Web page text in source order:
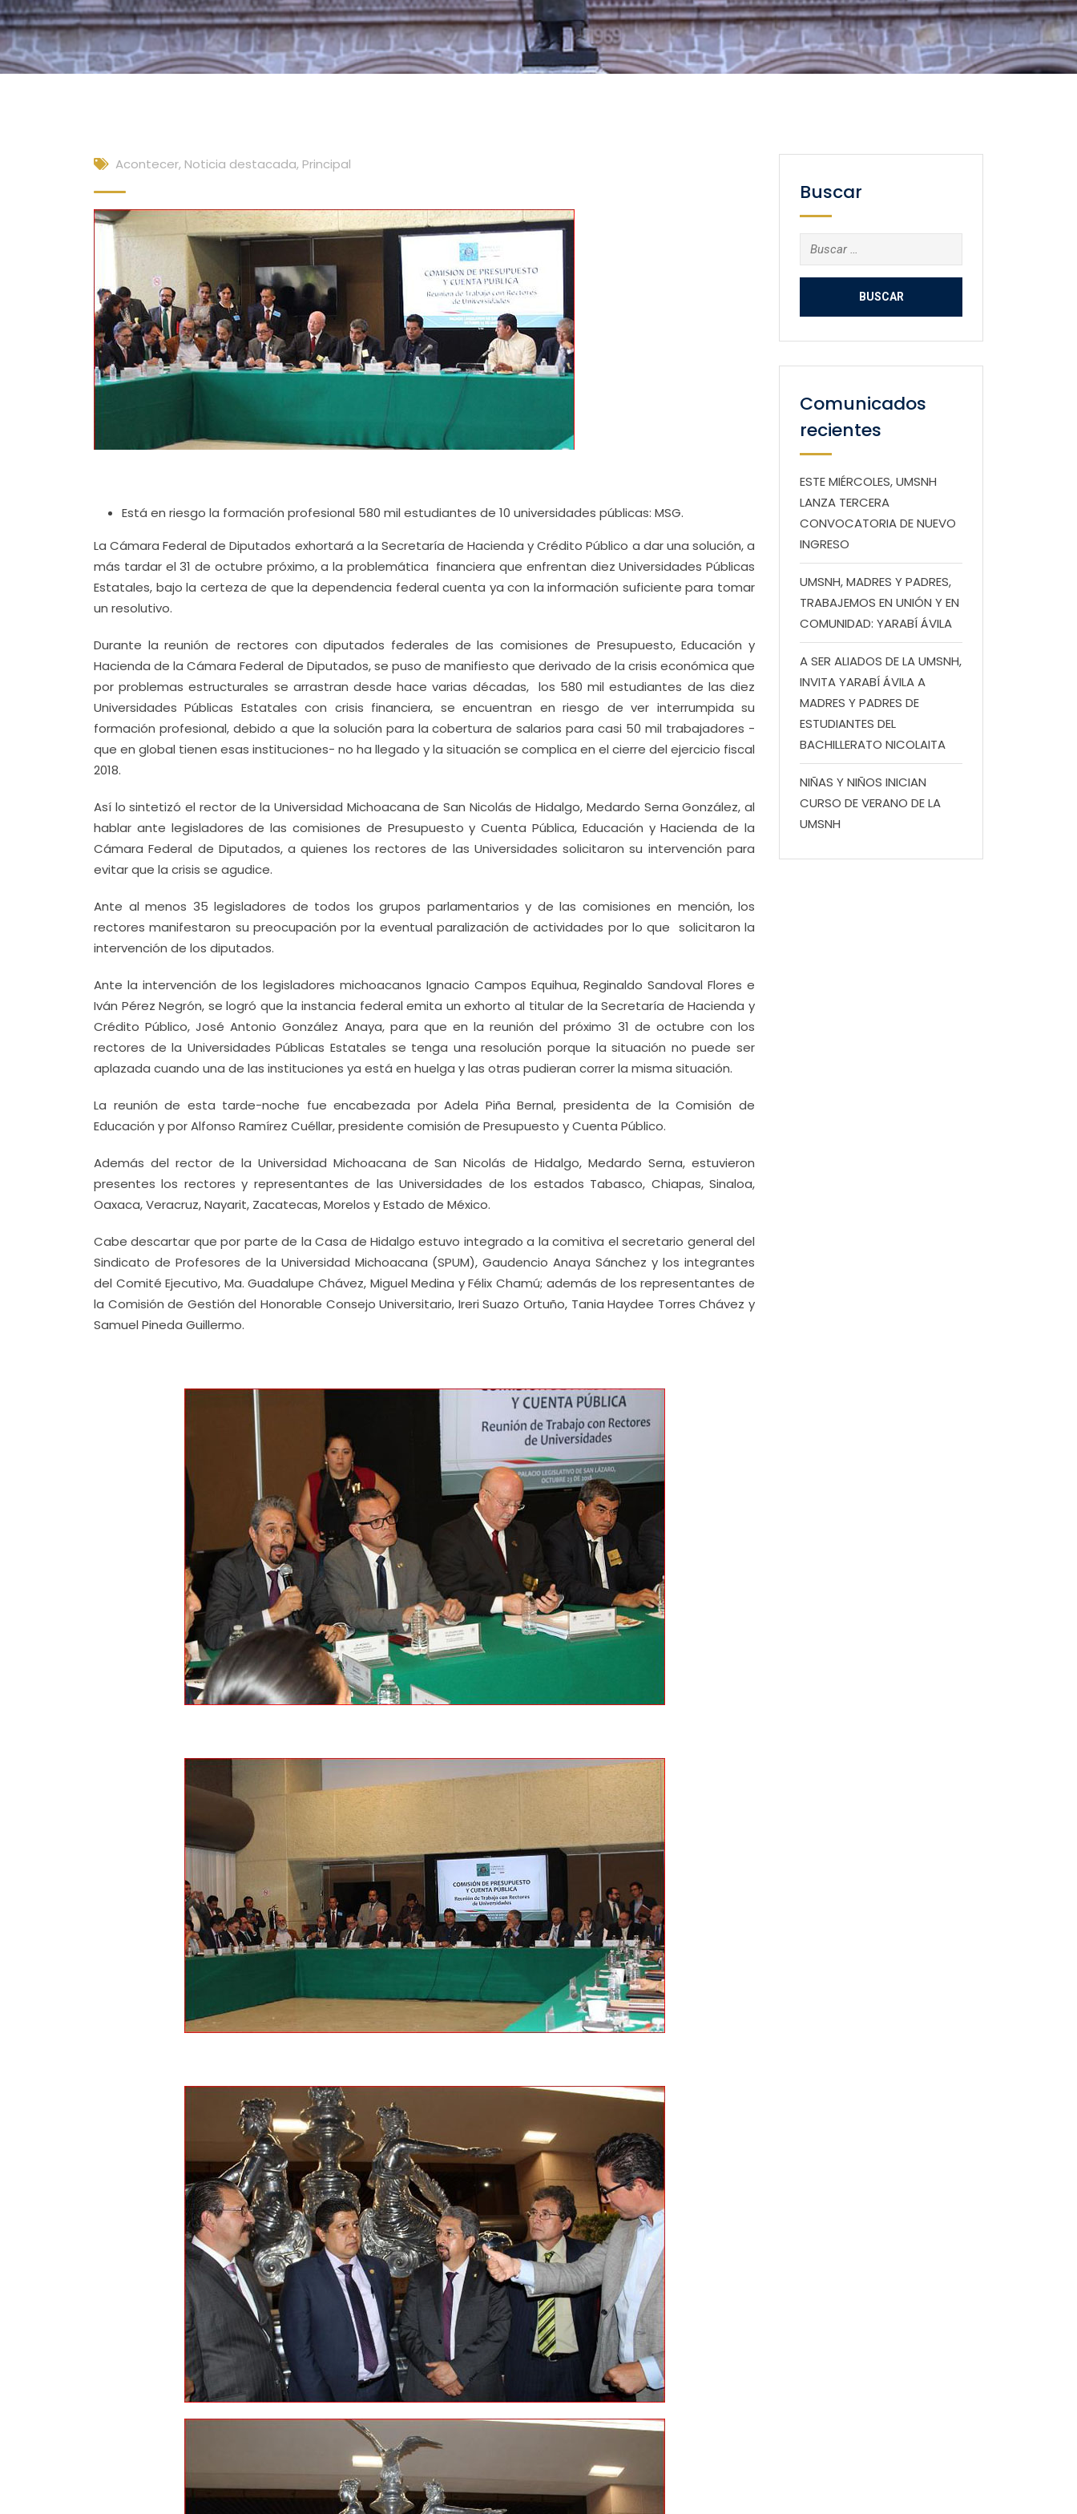
Acontecer, Noticia destacada, Principal
Está en riesgo la formación profesional 580 mil estudiantes de 10 universidades públicas: MSG.
La Cámara Federal de Diputados exhortará a la Secretaría de Hacienda y Crédito Público a dar una solución, a
más tardar el 31 de octubre próximo, a la problemática financiera que enfrentan diez Universidades Públicas
Estatales, bajo la certeza de que la dependencia federal cuenta ya con la información suficiente para tomar
un resolutivo.
Durante la reunión de rectores con diputados federales de las comisiones de Presupuesto, Educación y
Hacienda de la Cámara Federal de Diputados, se puso de manifiesto que derivado de la crisis económica que
por problemas estructurales se arrastran desde hace varias décadas, los 580 mil estudiantes de las diez
Universidades Públicas Estatales con crisis financiera, se encuentran en riesgo de ver interrumpida su
formación profesional, debido a que la solución para la cobertura de salarios para casi 50 mil trabajadores -
que en global tienen esas instituciones- no ha llegado y la situación se complica en el cierre del ejercicio fiscal
2018.
Así lo sintetizó el rector de la Universidad Michoacana de San Nicolás de Hidalgo, Medardo Serna González, al
hablar ante legisladores de las comisiones de Presupuesto y Cuenta Pública, Educación y Hacienda de la
Cámara Federal de Diputados, a quienes los rectores de las Universidades solicitaron su intervención para
evitar que la crisis se agudice.
Ante al menos 35 legisladores de todos los grupos parlamentarios y de las comisiones en mención, los
rectores manifestaron su preocupación por la eventual paralización de actividades por lo que solicitaron la
intervención de los diputados.
Ante la intervención de los legisladores michoacanos Ignacio Campos Equihua, Reginaldo Sandoval Flores e
Iván Pérez Negrón, se logró que la instancia federal emita un exhorto al titular de la Secretaría de Hacienda y
Crédito Público, José Antonio González Anaya, para que en la reunión del próximo 31 de octubre con los
rectores de la Universidades Públicas Estatales se tenga una resolución porque la situación no puede ser
aplazada cuando una de las instituciones ya está en huelga y las otras pudieran correr la misma situación.
La reunión de esta tarde-noche fue encabezada por Adela Piña Bernal, presidenta de la Comisión de
Educación y por Alfonso Ramírez Cuéllar, presidente comisión de Presupuesto y Cuenta Público.
Además del rector de la Universidad Michoacana de San Nicolás de Hidalgo, Medardo Serna, estuvieron
presentes los rectores y representantes de las Universidades de los estados Tabasco, Chiapas, Sinaloa,
Oaxaca, Veracruz, Nayarit, Zacatecas, Morelos y Estado de México.
Cabe descartar que por parte de la Casa de Hidalgo estuvo integrado a la comitiva el secretario general del
Sindicato de Profesores de la Universidad Michoacana (SPUM), Gaudencio Anaya Sánchez y los integrantes
del Comité Ejecutivo, Ma. Guadalupe Chávez, Miguel Medina y Félix Chamú; además de los representantes de
la Comisión de Gestión del Honorable Consejo Universitario, Ireri Suazo Ortuño, Tania Haydee Torres Chávez y
Samuel Pineda Guillermo.
Buscar
Buscar:
Comunicados
recientes
ESTE MIÉRCOLES, UMSNH
LANZA TERCERA
CONVOCATORIA DE NUEVO
INGRESO
UMSNH, MADRES Y PADRES,
TRABAJEMOS EN UNIÓN Y EN
COMUNIDAD: YARABÍ ÁVILA
A SER ALIADOS DE LA UMSNH,
INVITA YARABÍ ÁVILA A
MADRES Y PADRES DE
ESTUDIANTES DEL
BACHILLERATO NICOLAITA
NIÑAS Y NIÑOS INICIAN
CURSO DE VERANO DE LA
UMSNH